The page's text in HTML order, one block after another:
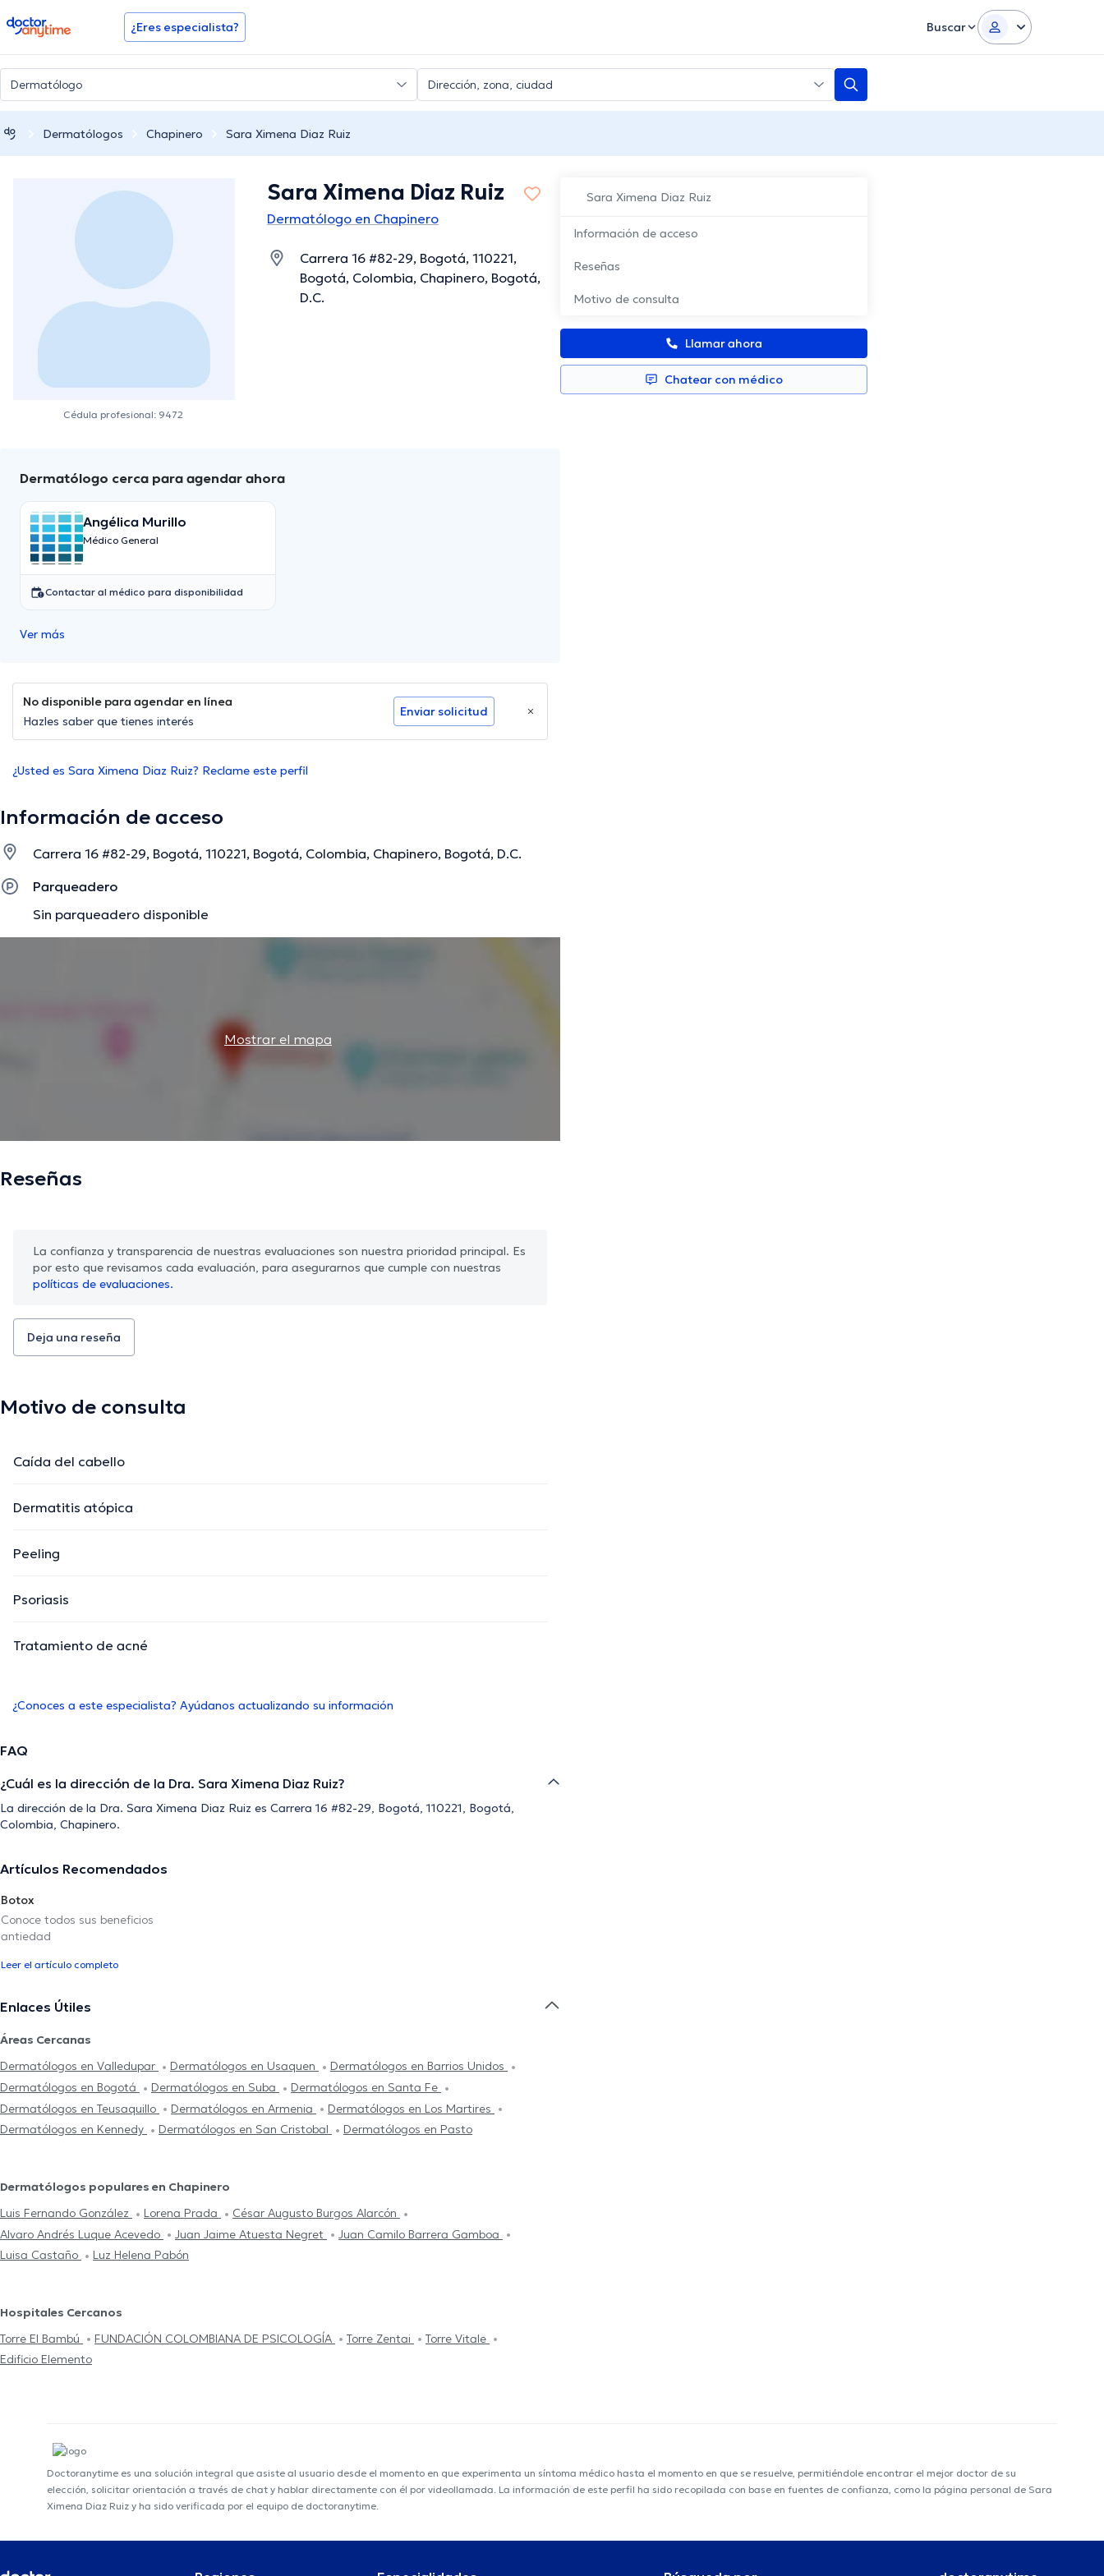
doctoranytime ¿Eres especialista? Buscar
Dermatólogos Chapinero Sara Ximena Diaz Ruiz
Sara Ximena Diaz Ruiz
Información de acceso
Reseñas
Motivo de consulta
Llamar ahora
Chatear con médico
Cédula profesional: 9472
Sara Ximena Diaz Ruiz
Dermatólogo en Chapinero
Carrera 16 #82-29, Bogotá, 110221,
Bogotá, Colombia, Chapinero, Bogotá,
D.C.
Dermatólogo cerca para agendar ahora
Angélica Murillo
Médico General
Contactar al médico para disponibilidad
Ver más
No disponible para agendar en línea
Hazles saber que tienes interés
Enviar solicitud
¿Usted es Sara Ximena Diaz Ruiz? Reclame este perfil
Información de acceso
Carrera 16 #82-29, Bogotá, 110221, Bogotá, Colombia, Chapinero, Bogotá, D.C.
Parqueadero
Sin parqueadero disponible
Mostrar el mapa
Reseñas
La confianza y transparencia de nuestras evaluaciones son nuestra prioridad principal. Es
por esto que revisamos cada evaluación, para asegurarnos que cumple con nuestras
políticas de evaluaciones.
Deja una reseña
Motivo de consulta
Caída del cabello
Dermatitis atópica
Peeling
Psoriasis
Tratamiento de acné
¿Conoces a este especialista? Ayúdanos actualizando su información
FAQ
¿Cuál es la dirección de la Dra. Sara Ximena Diaz Ruiz?
La dirección de la Dra. Sara Ximena Diaz Ruiz es Carrera 16 #82-29, Bogotá, 110221, Bogotá,
Colombia, Chapinero.
Artículos Recomendados
Botox
Conoce todos sus beneficios
antiedad
Leer el artículo completo
Enlaces Útiles
Áreas Cercanas
Dermatólogos en Valledupar
Dermatólogos en Usaquen
Dermatólogos en Barrios Unidos
Dermatólogos en Bogotá
Dermatólogos en Suba
Dermatólogos en Santa Fe
Dermatólogos en Teusaquillo
Dermatólogos en Armenia
Dermatólogos en Los Martires
Dermatólogos en Kennedy
Dermatólogos en San Cristobal Dermatólogos en Pasto
Dermatólogos populares en Chapinero
Luis Fernando González
Lorena Prada
César Augusto Burgos Alarcón
Alvaro Andrés Luque Acevedo
Juan Jaime Atuesta Negret
Juan Camilo Barrera Gamboa
Luisa Castaño
Luz Helena Pabón
Hospitales Cercanos
Torre El Bambú
FUNDACIÓN COLOMBIANA DE PSICOLOGÍA Torre Zentai
Torre Vitale
Edificio Elemento
Doctoranytime es una solución integral que asiste al usuario desde el momento en que experimenta un síntoma médico hasta el momento en que se resuelve, permitiéndole encontrar el mejor doctor de su
elección, solicitar orientación a través de chat y hablar directamente con él por videollamada. La información de este perfil ha sido recopilada con base en fuentes de confianza, como la página personal de Sara
Ximena Diaz Ruiz y ha sido verificada por el equipo de doctoranytime.